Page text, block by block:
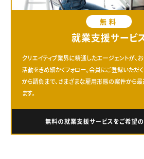
無料
就業支援サービ
クリエイティブ業界に精通したエージェントが、
活動をきめ細かくフォロー。会員にご登録いただ
から請負まで、さまざまな雇用形態の案件から
ます。
無料の就業支援サービスをご希望の